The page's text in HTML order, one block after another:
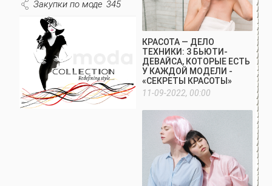
Закупки по моде 345
КРАСОТА — ДЕЛО
ТЕХНИКИ: 3 БЬЮТИ-
ДЕВАЙСА, КОТОРЫЕ ЕСТЬ
У КАЖДОЙ МОДЕЛИ -
«СЕКРЕТЫ КРАСОТЫ»
11-09-2022, 00:00